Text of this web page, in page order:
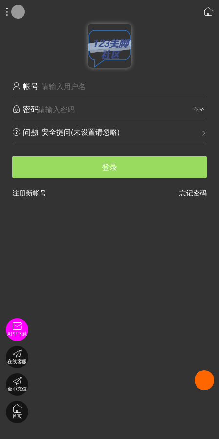
 
 帐号
 密码 
 问题 
安全提问(未设置请忽略)
登录
忘记密码
注册新帐号

APP下载

在线客服

金币充值

首页